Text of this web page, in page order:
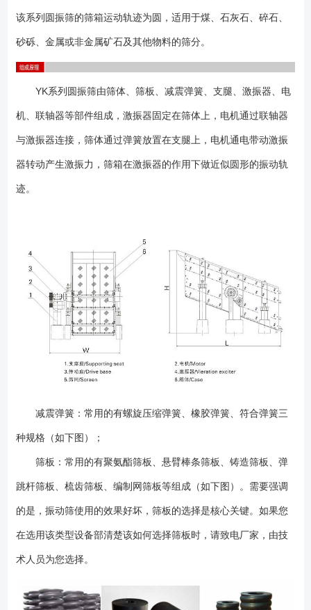
偏高应注意空间尺寸是否允许； 4、基础可做成预埋铁或地脚螺栓两种
类型； 5、设备不局限以上型号，可以非标设计； 产品安装前应仔
明了各包装箱的内容。在接收货物之后，要检查包装箱内的物件，然后，
重新密封包装箱以免箱内物件损失或损坏，只有当安装期间需要这些物件
（当提供时），必须给予防护，以免遭受直接强烈光照，高温，较大的昼
夜温度变化或机械性损坏。 无论使用何种包装材料，设备均应放置在
合格后，可进行试运转，试运转前应详细检查各处的螺栓是否紧固，筛机
周围是否有妨碍筛框振动的障碍物。 试运转4－6小时，观察筛机运行
情况，若发现异常声响或失振现象，应及时停机检查原因，排除故障。试
运转时应检查以下项目： 1、振动器轴承的温度，要求*高温度不超过
75℃，温升不超过45℃。 2、各处紧固螺栓的紧固情况，发现松动应
及时按时拧紧。 振动筛试运转合格后可投入生产。筛机投入生产后的
头两周内，应每周将各处的紧固螺栓重新紧固一遍，以后一个月紧固一
次。 振动筛应在筛面没有物料的情况下启动，尽量避免带料开机，筛
机。工作过程中应经常观察筛机运行情况，如发现运动不正常或有异常声
滑，正常情况下，每两个月加注一次润滑脂，加注量不宜过多，否则会引
起轴承过热。振动器使用6个月后，检查油脂情况，如发现变干或有硬块
驱动装置和进料系统的电源之后，才可维修或清洁设备。切勿爬上正在运
行的筛子。 ●要遵循执行筛子的每日例行检查和每隔150小时运行的系
统检查。 ●振动电机的维护细节请参照振动电机使用说明书。 ●作
于某些筛板结构，需要更经常的检查。 ●振动设备上紧固振动电机的安
垫圈。 ●振动结构和所有连接的可运行部件（例如，弹簧等），必须能
该系列圆振筛的筛箱运动轨迹为圆，适用于煤、石灰石、碎石、
砂砾、金属或非金属矿石及其他物料的筛分。
YK系列圆振筛由筛体、筛板、减震弹簧、支腿、激振器、电
机、联轴器等部件组成，激振器固定在筛体上，电机通过联轴器
与激振器连接，筛体通过弹簧放置在支腿上，电机通电带动激振
器转动产生激振力，筛箱在激振器的作用下做近似圆形的振动轨
迹。
减震弹簧：常用的有螺旋压缩弹簧、橡胶弹簧、符合弹簧三
种规格（如下图）；
筛板：常用的有聚氨酯筛板、悬臂棒条筛板、铸造筛板、弹
跳杆筛板、梳齿筛板、编制网筛板等组成（如下图）。需要强调
的是，振动筛使用的效果好坏，筛板的选择是核心关键。如果您
在选用该类型设备部清楚该如何选择筛板时，请致电厂家，由技
术人员为您选择。